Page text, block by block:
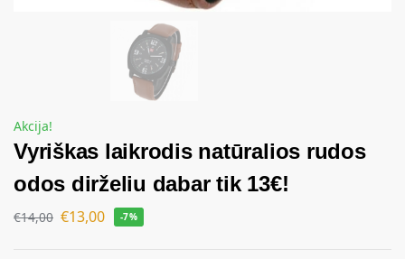
Akcija!
Vyriškas laikrodis natūralios rudos
odos dirželiu dabar tik 13€!
€14,00 €13,00 -7%